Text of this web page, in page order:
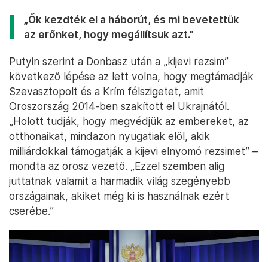
„Ők kezdték el a háborút, és mi bevetettük
az erőnket, hogy megállítsuk azt.”
Putyin szerint a Donbasz után a „kijevi rezsim”
következő lépése az lett volna, hogy megtámadják
Szevasztopolt és a Krím félszigetet, amit
Oroszország 2014-ben szakított el Ukrajnától.
„Holott tudják, hogy megvédjük az embereket, az
otthonaikat, mindazon nyugatiak elől, akik
milliárdokkal támogatják a kijevi elnyomó rezsimet” –
mondta az orosz vezető. „Ezzel szemben alig
juttatnak valamit a harmadik világ szegényebb
országainak, akiket még ki is használnak ezért
cserébe.”